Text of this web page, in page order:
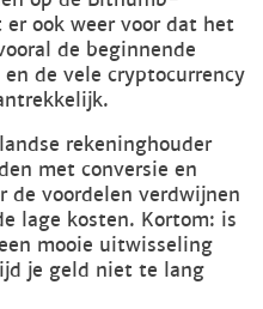
ook weer voor dat het
de beginnende
de vele cryptocurrency
rekeninghouder
met conversie en
de voordelen verdwijnen
lage kosten. Kortom: is
mooie uitwisseling
je geld niet te lang